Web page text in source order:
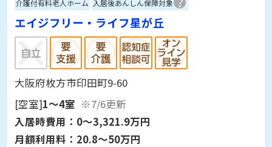
介護付有料老人ホーム 入居後あんしん保障対象
エイジフリー・ライフ星が丘
大阪府枚方市印田町9-60
[空室]1～4室 ※7/6更新
入居時費用： 0～3,321.9万円
月額利用料： 20.8～50万円